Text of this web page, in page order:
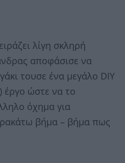
λίγη σκληρή
αποφάσισε να
τουσε ένα μεγάλο DIY
έργο ώστε να το
όχημα για
βήμα – βήμα πως